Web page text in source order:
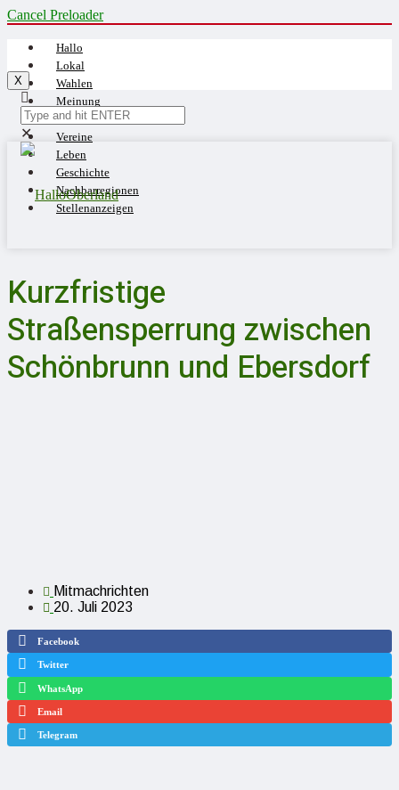
Cancel Preloader
Hallo
Lokal
Wahlen
Meinung
Blaulicht
Vereine
Leben
Geschichte
Nachbarregionen
Stellenanzeigen
X
✕
Kurzfristige
Straßensperrung zwischen
Schönbrunn und Ebersdorf
Mitmachrichten
20. Juli 2023
Facebook
Twitter
WhatsApp
Email
Telegram